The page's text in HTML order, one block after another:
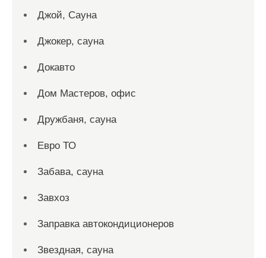
Джой, Сауна
Джокер, сауна
Докавто
Дом Мастеров, офис
Дружбаня, сауна
Евро ТО
Забава, сауна
Завхоз
Заправка автокондиционеров
Звездная, сауна